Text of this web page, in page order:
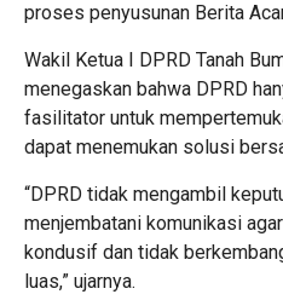
proses penyusunan Berita
Wakil Ketua I DPRD Tanah
menegaskan bahwa DPRD
fasilitator untuk
dapat menemukan solusi
“DPRD tidak mengambil
menjembatani komunikasi
kondusif dan tidak
luas,” ujarnya.